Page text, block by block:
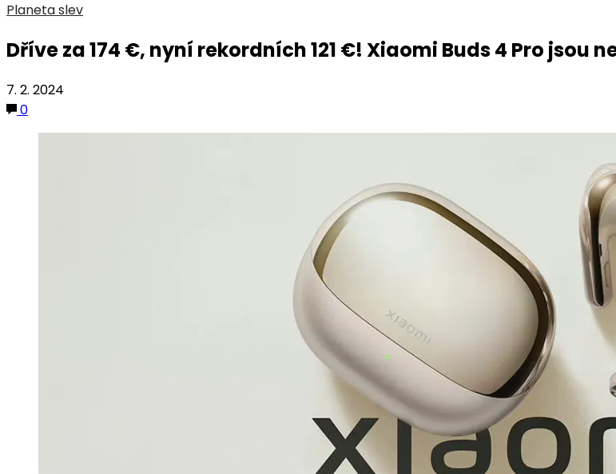
Planeta slev
Dříve za 174 €, nyní rekordních 121 €! Xiaomi Buds 4 Pro
7. 2. 2024
0